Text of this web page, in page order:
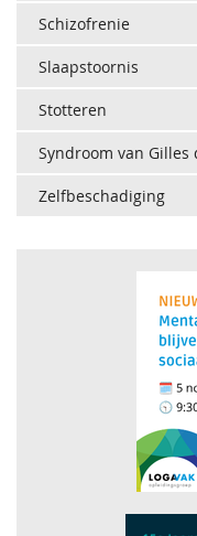
Schizofrenie
Slaapstoornis
Stotteren
Syndroom van Gilles
Zelfbeschadiging